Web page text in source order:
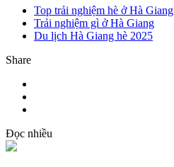
Top trải nghiệm hè ở Hà Giang
Trải nghiệm gì ở Hà Giang
Du lịch Hà Giang hè 2025
Share
Đọc nhiều